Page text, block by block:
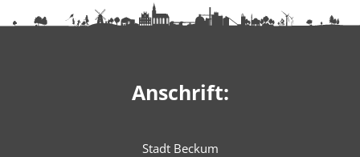
Anschrift:
Stadt Beckum